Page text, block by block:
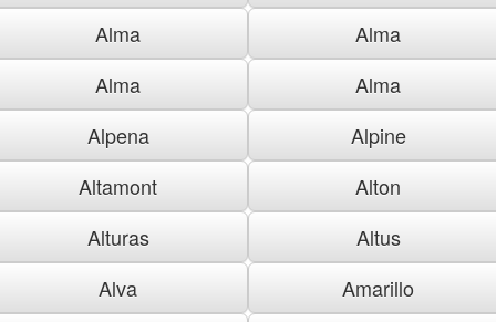
Alma
Alma
Alma
Alma
Alpena
Alpine
Altamont
Alton
Alturas
Altus
Alva
Amarillo